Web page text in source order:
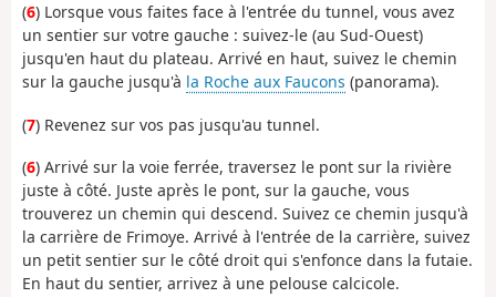
(6) Lorsque vous faites face à l'entrée du tunnel, vous avez
un sentier sur votre gauche : suivez-le (au Sud-Ouest)
jusqu'en haut du plateau. Arrivé en haut, suivez le chemin
sur la gauche jusqu'à la Roche aux Faucons (panorama).
(7) Revenez sur vos pas jusqu'au tunnel.
(6) Arrivé sur la voie ferrée, traversez le pont sur la rivière
juste à côté. Juste après le pont, sur la gauche, vous
trouverez un chemin qui descend. Suivez ce chemin jusqu'à
la carrière de Frimoye. Arrivé à l'entrée de la carrière, suivez
un petit sentier sur le côté droit qui s'enfonce dans la futaie.
En haut du sentier, arrivez à une pelouse calcicole.